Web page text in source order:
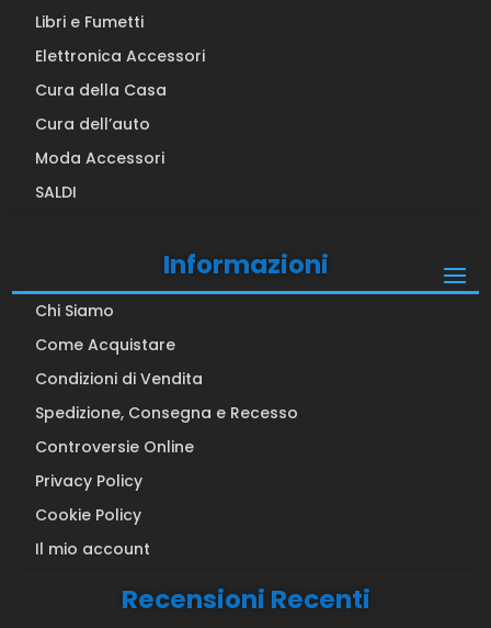
Libri e Fumetti
Elettronica Accessori
Cura della Casa
Cura dell’auto
Moda Accessori
SALDI
Informazioni
Chi Siamo
Come Acquistare
Condizioni di Vendita
Spedizione, Consegna e Recesso
Controversie Online
Privacy Policy
Cookie Policy
Il mio account
Recensioni Recenti